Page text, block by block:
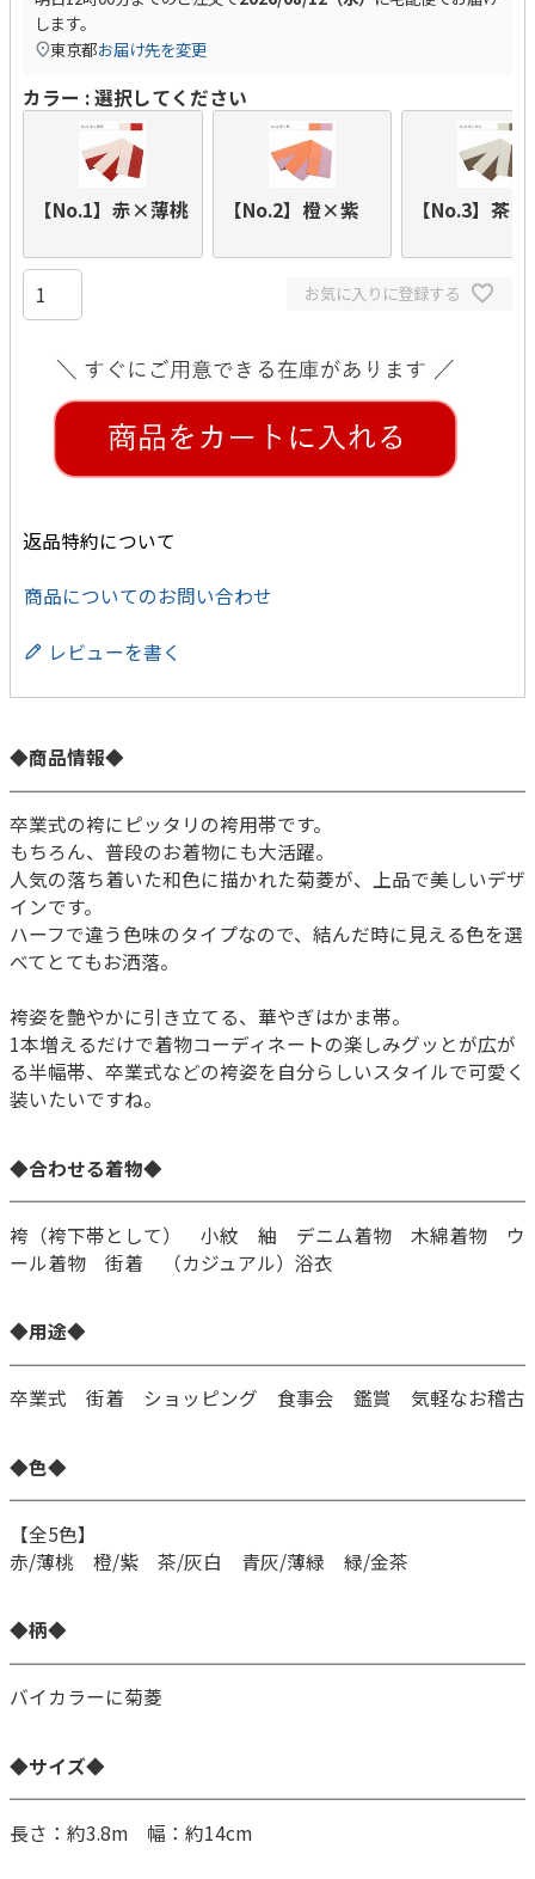
します。
東京都お届け先を変更
カラー 選択してください
【No.1】赤×薄桃 【No.2】橙×紫 【No.3】茶
お気に入りに登録する
返品特約について
商品についてのお問い合わせ
レビューを書く
◆商品情報◆
卒業式の袴にピッタリの袴用帯です。
もちろん、普段のお着物にも大活躍。
人気の落ち着いた和色に描かれた菊菱が、上品で美しいデザ
インです。
ハーフで違う色味のタイプなので、結んだ時に見える色を選
べてとてもお洒落。
袴姿を艶やかに引き立てる、華やぎはかま帯。
1本増えるだけで着物コーディネートの楽しみグッとが広が
る半幅帯、卒業式などの袴姿を自分らしいスタイルで可愛く
装いたいですね。
◆合わせる着物◆
袴（袴下帯として） 小紋 紬 デニム着物 木綿着物 ウ
ール着物 街着 （カジュアル）浴衣
◆用途◆
卒業式 街着 ショッピング 食事会 鑑賞 気軽なお稽古
◆色◆
【全5色】
赤/薄桃 橙/紫 茶/灰白 青灰/薄緑 緑/金茶
◆柄◆
バイカラーに菊菱
◆サイズ◆
長さ：約3.8m 幅：約14cm